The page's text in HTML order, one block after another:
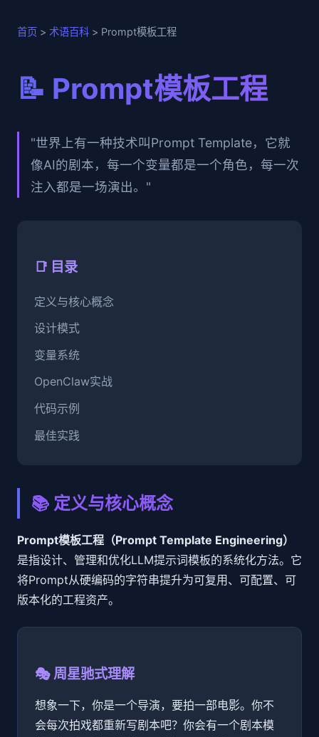
首页 > 术语百科 > Prompt模板工程
📝 Prompt模板工程
"世界上有一种技术叫Prompt Template，它就
像AI的剧本，每一个变量都是一个角色，每一次
注入都是一场演出。"
📑 目录
定义与核心概念
设计模式
变量系统
OpenClaw实战
代码示例
最佳实践
📚 定义与核心概念
Prompt模板工程（Prompt Template Engineering）
是指设计、管理和优化LLM提示词模板的系统化方法。它
将Prompt从硬编码的字符串提升为可复用、可配置、可
版本化的工程资产。
🎭 周星驰式理解
想象一下，你是一个导演，要拍一部电影。你不
会每次拍戏都重新写剧本吧？你会有一个剧本模